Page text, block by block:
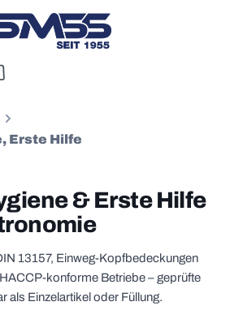
Warenkorb enthält 0 Positionen. Der
Erste Hilfe
& Erste Hilfe
13157, Einweg-Kopfbedeckungen
konforme Betriebe – geprüfte
als Einzelartikel oder Füllung.